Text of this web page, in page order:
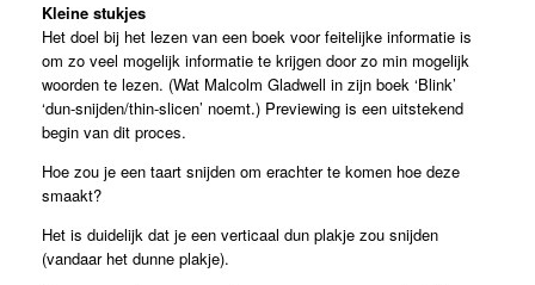
Kleine stukjes
Het doel bij het lezen van een boek voor feitelijke informatie is
om zo veel mogelijk informatie te krijgen door zo min mogelijk
woorden te lezen. (Wat Malcolm Gladwell in zijn boek ‘Blink’
‘dun-snijden/thin-slicen’ noemt.) Previewing is een uitstekend
begin van dit proces.
Hoe zou je een taart snijden om erachter te komen hoe deze
smaakt?
Het is duidelijk dat je een verticaal dun plakje zou snijden
(vandaar het dunne plakje).